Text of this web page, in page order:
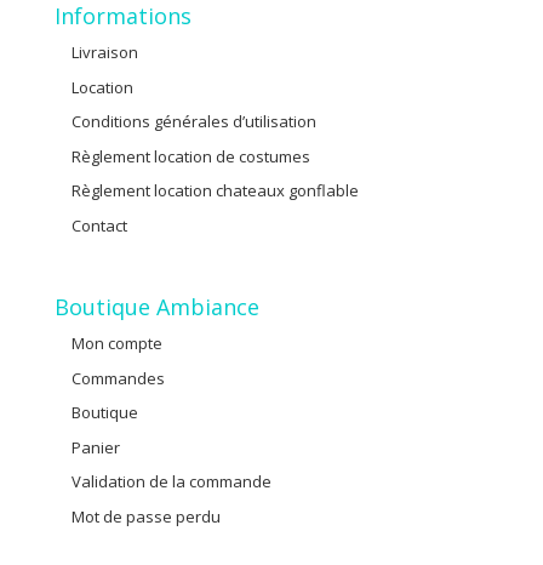
Informations
Livraison
Location
Conditions générales d’utilisation
Règlement location de costumes
Règlement location chateaux gonflable
Contact
Boutique Ambiance
Mon compte
Commandes
Boutique
Panier
Validation de la commande
Mot de passe perdu